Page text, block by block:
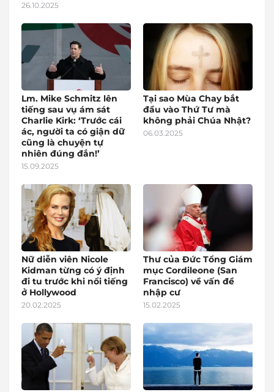
26.10.2025
Lm. Mike Schmitz lên
tiếng sau vụ ám sát
Charlie Kirk: ‘Trước cái
ác, người ta có giận dữ
cũng là chuyện tự
nhiên đúng đắn!’
15.09.2025
Tại sao Mùa Chay bắt
đầu vào Thứ Tư mà
không phải Chúa Nhật?
06.03.2025
Nữ diễn viên Nicole
Kidman từng có ý định
đi tu trước khi nổi tiếng
ở Hollywood
20.02.2025
Thư của Đức Tổng Giám
mục Cordileone (San
Francisco) về vấn đề
nhập cư
15.02.2025